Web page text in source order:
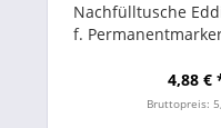
Nachfülltusche
f.
4,88 €
Bruttopreis: